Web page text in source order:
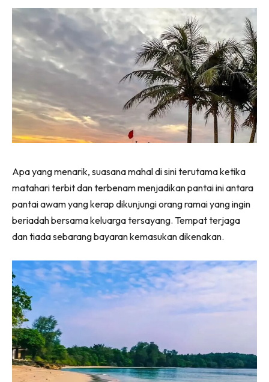
Apa yang menarik, suasana mahal di sini terutama ketika
matahari terbit dan terbenam menjadikan pantai ini antara
pantai awam yang kerap dikunjungi orang ramai yang ingin
beriadah bersama keluarga tersayang. Tempat terjaga
dan tiada sebarang bayaran kemasukan dikenakan.